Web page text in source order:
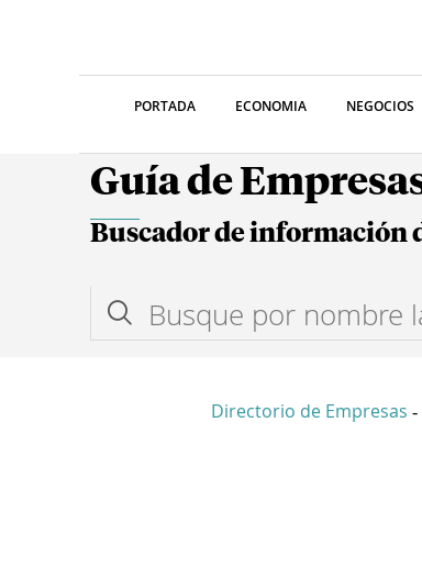
PORTADA ECONOMIA NEGOCIOS
Guía de
Buscador de información
Directorio de Empresas -